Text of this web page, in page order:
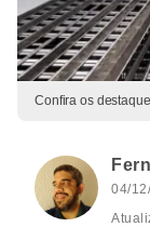
Confira os
04/